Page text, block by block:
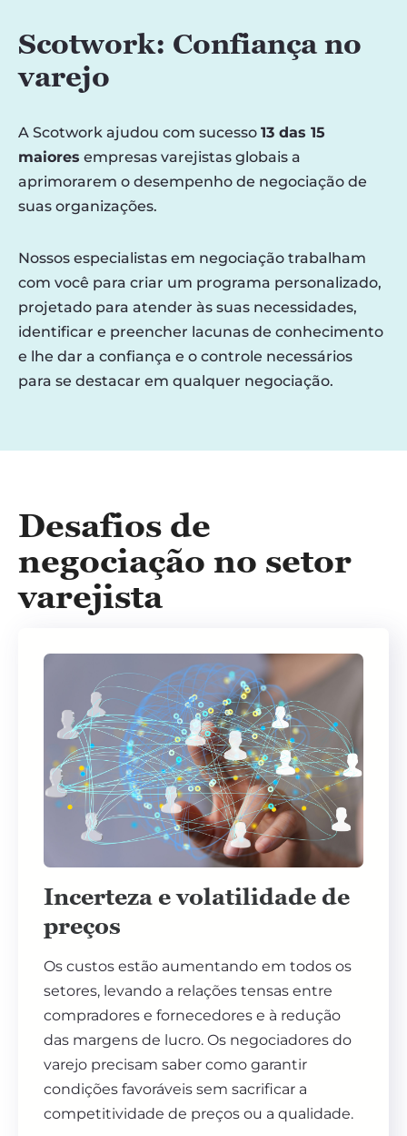
Scotwork: Confiança no
varejo
A Scotwork ajudou com sucesso 13 das 15
maiores empresas varejistas globais a
aprimorarem o desempenho de negociação de
suas organizações.
Nossos especialistas em negociação trabalham
com você para criar um programa personalizado,
projetado para atender às suas necessidades,
identificar e preencher lacunas de conhecimento
e lhe dar a confiança e o controle necessários
para se destacar em qualquer negociação.
Desafios de
negociação no setor
varejista
Incerteza e volatilidade de
preços
Os custos estão aumentando em todos os
setores, levando a relações tensas entre
compradores e fornecedores e à redução
das margens de lucro. Os negociadores do
varejo precisam saber como garantir
condições favoráveis ​​sem sacrificar a
competitividade de preços ou a qualidade.